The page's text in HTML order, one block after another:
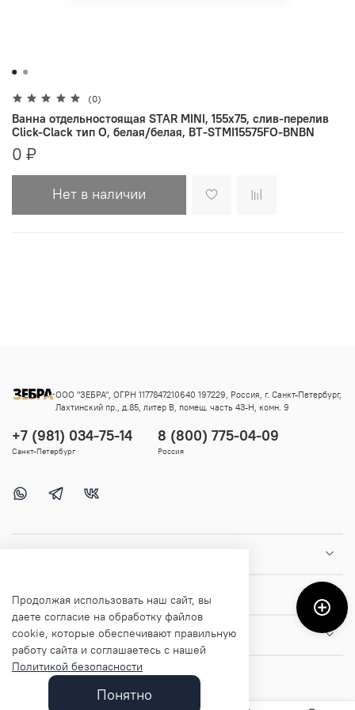
(0)
Ванна отдельностоящая STAR MINI, 155х75, слив-перелив
Click-Clack тип O, белая/белая, BT-STMI15575FO-BNBN
0 ₽
Нет в наличии
Помощь и информация
О магазине
+7 (981) 034-75-14
Санкт-Петербург
8 (800) 775-04-09
Россия
ООО "ЗЕБРА", ОГРН 1177847210640 197229, Россия, г. Санкт-Петербург,
Лахтинский пр., д.85, литер В, помещ. часть 43-Н, комн. 9
Продолжая использовать наш сайт, вы
даете согласие на обработку файлов
cookie, которые обеспечивают правильную
работу сайта и соглашаетесь с нашей
Политикой безопасности
Понятно